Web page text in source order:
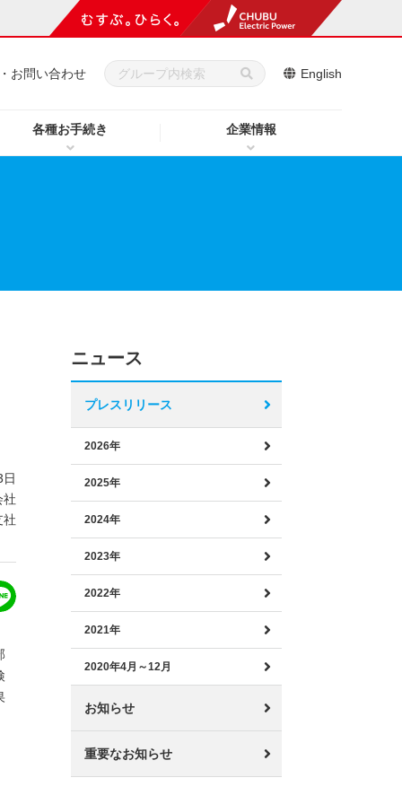
各種お手続き 企業情報
お問い合わせ English
社
社
ニュース
プレスリリース
2026年
2025年
2024年
2023年
2022年
2021年
2020年4月～12月
お知らせ
重要なお知らせ